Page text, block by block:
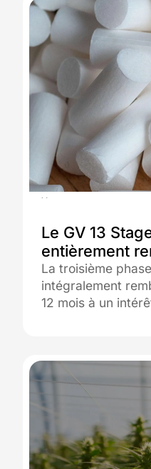
Le GV 13
entièrement
La troisième
intégralement
12 mois à un